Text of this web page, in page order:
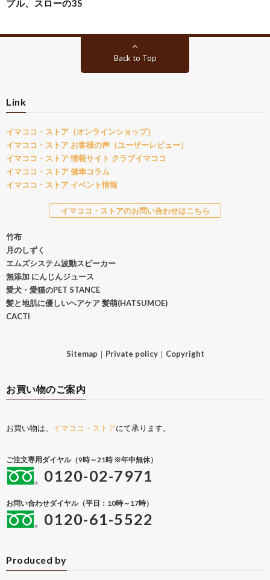
プル、スローの3S
Back to Top
Link
イマココ・ストア（オンラインショップ）
イマココ・ストア お客様の声（ユーザーレビュー）
イマココ・ストア 情報サイト クラブイマココ
イマココ・ストア 健幸コラム
イマココ・ストア イベント情報
イマココ・ストアのお問い合わせはこちら
竹布
月のしずく
エムズシステム波動スピーカー
無添加 にんじんジュース
愛犬・愛猫のPET STANCE
髪と地肌に優しいヘアケア 髪萌(HATSUMOE)
CACTI
Sitemap ｜ Private policy｜ Copyright
お買い物のご案内
お買い物は、 イマココ・ストアにて承ります。
ご注文専用ダイヤル（9時～21時 ※年中無休）
0120-02-7971
お問い合わせダイヤル（平日：10時～17時）
0120-61-5522
Produced by